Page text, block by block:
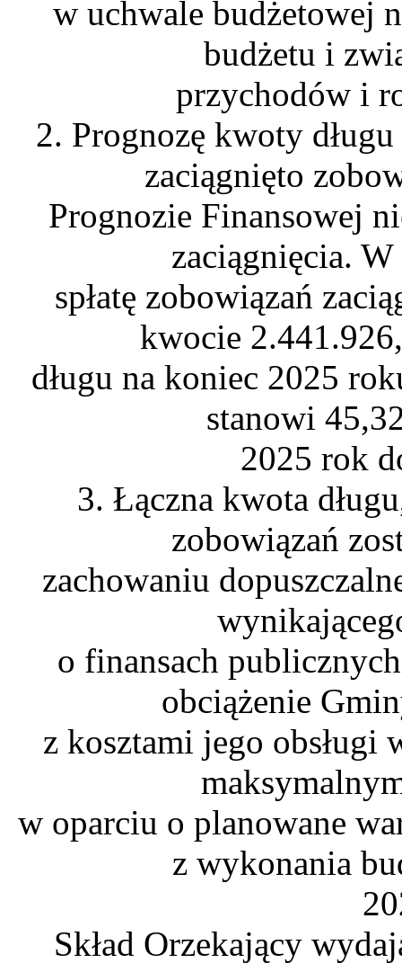
w uchwale budżetowej
budżetu i
przychodów i
2. Prognozę kwoty
zaciągnięto
Prognozie Finansowej
zaciągnięcia.
spłatę zobowiązań
kwocie
długu na koniec 2025
stanowi
2025 rok
3. Łączna kwota
zobowiązań
zachowaniu
o finansach
obciążenie
z kosztami jego
w oparciu o planowane
z wykonania
Skład Orzekający